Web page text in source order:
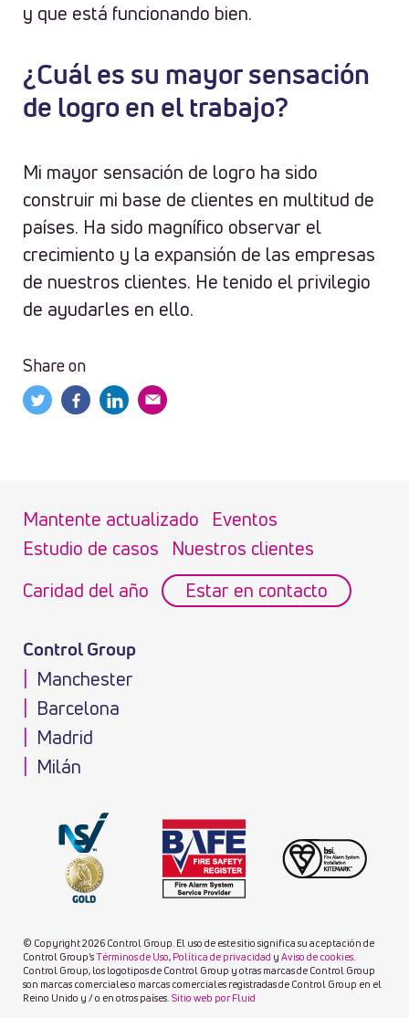
y que está funcionando bien.
¿Cuál es su mayor sensación
de logro en el trabajo?
Mi mayor sensación de logro ha sido
construir mi base de clientes en multitud de
países. Ha sido magnífico observar el
crecimiento y la expansión de las empresas
de nuestros clientes. He tenido el privilegio
de ayudarles en ello.
Share on
Mantente actualizado
Eventos
Estudio de casos
Nuestros clientes
Caridad del año
Estar en contacto
Control Group
Manchester
Barcelona
Madrid
Milán
© Copyright 2026 Control Group. El uso de este sitio significa su aceptación de
Control Group'sTérminos de Uso, Política de privacidad y Aviso de cookies.
Control Group, los logotipos de Control Group y otras marcas de Control Group
son marcas comerciales o marcas comerciales registradas de Control Group en el
Reino Unido y / o en otros países. Sitio web por Fluid